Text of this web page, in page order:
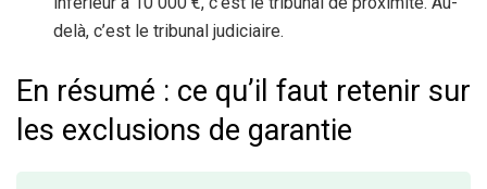
delà, c’est le tribunal judiciaire.
En résumé : ce qu’il faut retenir sur
les exclusions de garantie